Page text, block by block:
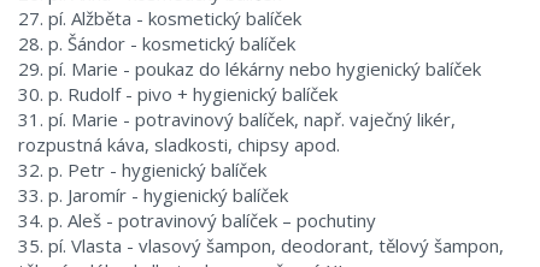
27. pí. Alžběta - kosmetický balíček
28. p. Šándor - kosmetický balíček
29. pí. Marie - poukaz do lékárny nebo hygienický balíček
30. p. Rudolf - pivo + hygienický balíček
31. pí. Marie - potravinový balíček, např. vaječný likér,
rozpustná káva, sladkosti, chipsy apod.
32. p. Petr - hygienický balíček
33. p. Jaromír - hygienický balíček
34. p. Aleš - potravinový balíček – pochutiny
35. pí. Vlasta - vlasový šampon, deodorant, tělový šampon,